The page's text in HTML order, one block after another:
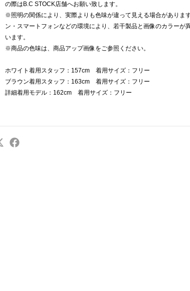
の際はB.C STOCK店舗へお願い致します。
※照明の関係により、実際よりも色味が違って見える場合がありま
ン・スマートフォンなどの環境により、若干製品と画像のカラーが
います。
※商品の色味は、商品アップ画像をご参照ください。
ホワイト着用スタッフ：157cm 着用サイズ：フリー
ブラウン着用スタッフ：163cm 着用サイズ：フリー
詳細着用モデル：162cm 着用サイズ：フリー